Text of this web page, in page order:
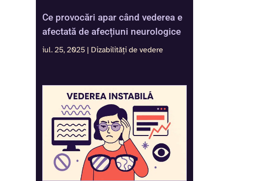
Ce provocări apar când vederea e
afectată de afecțiuni neurologice
iul. 25, 2025 | Dizabilități de vedere